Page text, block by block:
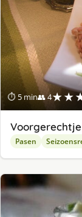
⏱ 5 min👥 4
Pasen